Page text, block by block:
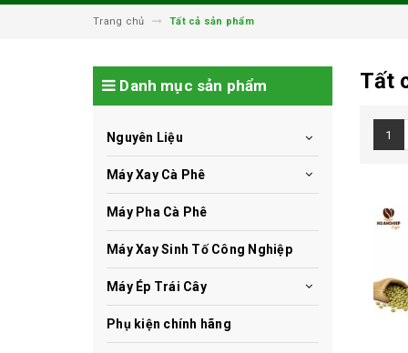
Trang chủ Tất cả sản phẩm
Tất
1
Danh mục sản phẩm
Nguyên Liệu
Máy Xay Cà Phê
Máy Pha Cà Phê
Máy Xay Sinh Tố Công Nghiệp
Máy Ép Trái Cây
Phụ kiện chính hãng